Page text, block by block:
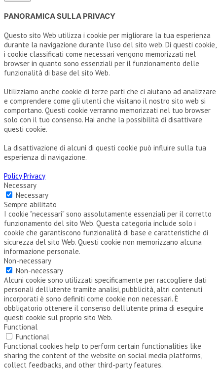
PANORAMICA SULLA PRIVACY
Questo sito Web utilizza i cookie per migliorare la tua esperienza
durante la navigazione durante l'uso del sito web. Di questi cookie,
i cookie classificati come necessari vengono memorizzati nel
browser in quanto sono essenziali per il funzionamento delle
funzionalità di base del sito Web.
Utilizziamo anche cookie di terze parti che ci aiutano ad analizzare
e comprendere come gli utenti che visitano il nostro sito web si
comportano. Questi cookie verranno memorizzati nel tuo browser
solo con il tuo consenso. Hai anche la possibilità di disattivare
questi cookie.
La disattivazione di alcuni di questi cookie può influire sulla tua
esperienza di navigazione.
Policy Privacy
Necessary
Necessary
Sempre abilitato
I cookie "necessari" sono assolutamente essenziali per il corretto
funzionamento del sito Web. Questa categoria include solo i
cookie che garantiscono funzionalità di base e caratteristiche di
sicurezza del sito Web. Questi cookie non memorizzano alcuna
informazione personale.
Non-necessary
Non-necessary
Alcuni cookie sono utilizzati specificamente per raccogliere dati
personali dell'utente tramite analisi, pubblicità, altri contenuti
incorporati è sono definiti come cookie non necessari. È
obbligatorio ottenere il consenso dell'utente prima di eseguire
questi cookie sul proprio sito Web.
Functional
Functional
Functional cookies help to perform certain functionalities like
sharing the content of the website on social media platforms,
collect feedbacks, and other third-party features.